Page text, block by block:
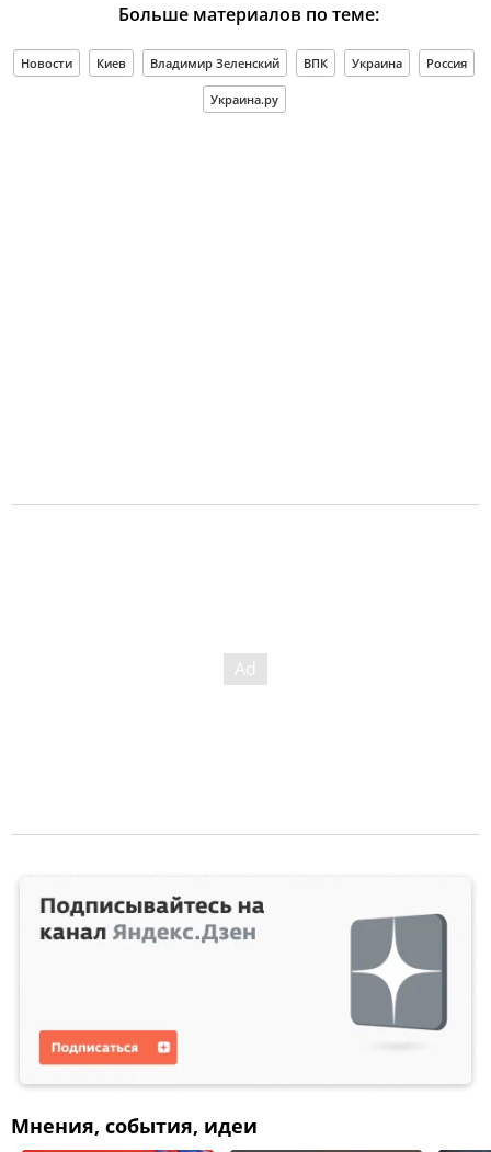
Больше материалов по теме:
Новости Киев Владимир Зеленский ВПК Украина Россия
Украина.ру
Мнения, события, идеи